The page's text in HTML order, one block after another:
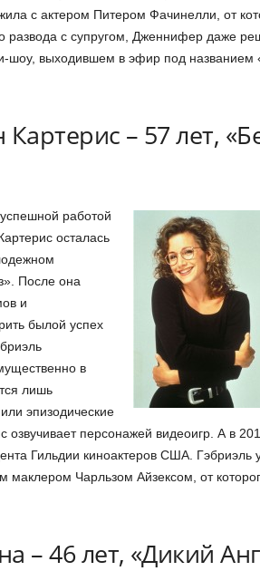
с актером Питером Фачинелли, от
развода с супругом, Дженнифер даже
шоу, выходившем в эфир под
– 57 лет,
работой
осталась
После она
и
былой успех
в
лишь
эпизодические
озвучивает персонажей видеоигр. А в
Гильдии киноактеров США. Гэбриэль
маклером Чарльзом Айзексом, от
– 46 лет, «Дикий